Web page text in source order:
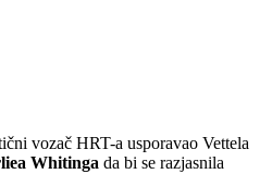
vozač HRT-a usporavao Vettela
Whitinga da bi se razjasnila